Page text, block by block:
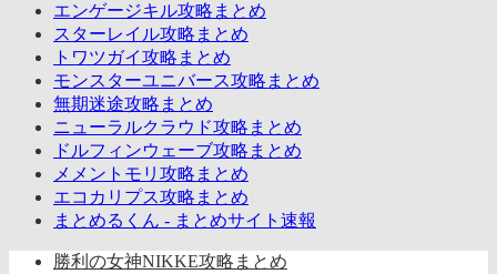
エンゲージキル攻略まとめ
スターレイル攻略まとめ
トワツガイ攻略まとめ
モンスターユニバース攻略まとめ
無期迷途攻略まとめ
ニューラルクラウド攻略まとめ
ドルフィンウェーブ攻略まとめ
メメントモリ攻略まとめ
エコカリプス攻略まとめ
まとめるくん - まとめサイト速報
勝利の女神NIKKE攻略まとめ